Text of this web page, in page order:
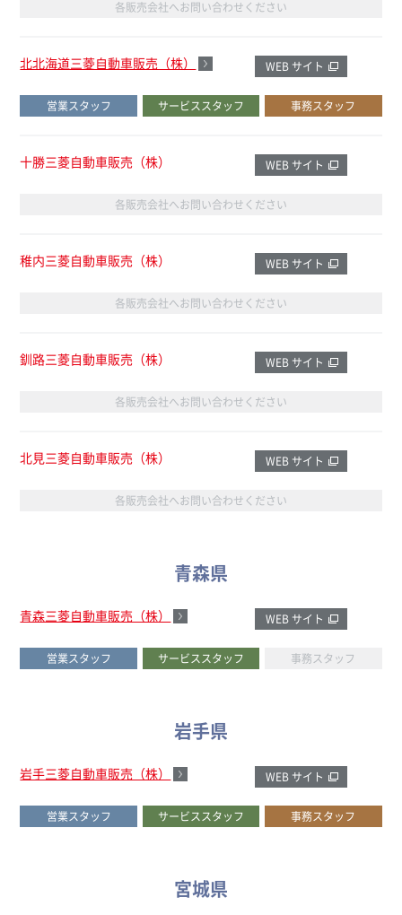
各販売会社へお問い合わせください
北北海道三菱自動車販売（株）
営業スタッフ サービススタッフ 事務スタッフ
WEB サイト
十勝三菱自動車販売（株）
各販売会社へお問い合わせください
WEB サイト
稚内三菱自動車販売（株）
各販売会社へお問い合わせください
WEB サイト
釧路三菱自動車販売（株）
各販売会社へお問い合わせください
WEB サイト
北見三菱自動車販売（株）
各販売会社へお問い合わせください
WEB サイト
青森県
青森三菱自動車販売（株）
営業スタッフ サービススタッフ 事務スタッフ
WEB サイト
岩手県
岩手三菱自動車販売（株）
営業スタッフ サービススタッフ 事務スタッフ
WEB サイト
宮城県